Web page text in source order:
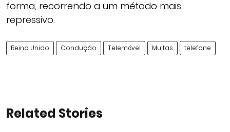
forma, recorrendo a um método mais
repressivo.
Reino Unido Condução Telemóvel Multas telefone
Related Stories